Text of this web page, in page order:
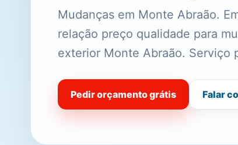
Mudanças em Monte Abraão.
relação preço qualidade para
exterior Monte Abraão. Serviço
Pedir orçamento grátis Falar